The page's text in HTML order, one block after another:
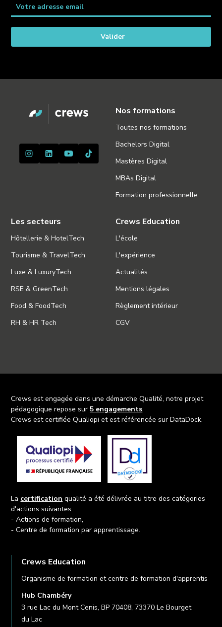
Nos formations
Toutes nos formations
Bachelors Digital
Mastères Digital
MBAs Digital
Formation professionnelle
Les secteurs
Hôtellerie & HotelTech
Tourisme & TravelTech
Luxe & LuxuryTech
RSE & GreenTech
Food & FoodTech
RH & HR Tech
Crews Education
L'école
L'expérience
Actualités
Mentions légales
Règlement intérieur
CGV
Crews est engagée dans une démarche Qualité, notre projet
pédagogique repose sur 5 engagements.
Crews est certifiée Qualiopi et est référencée sur DataDock.
La certification qualité a été délivrée au titre des catégories
d'actions suivantes :
- Actions de formation,
- Centre de formation par apprentissage.
Crews Education
Organisme de formation et centre de formation d'apprentis
Hub Chambéry
3 rue Lac du Mont Cenis, BP 70408, 73370 Le Bourget
du Lac